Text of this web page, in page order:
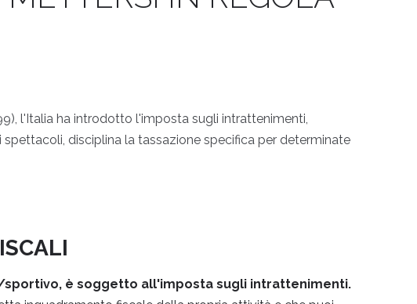
l'Italia ha introdotto l'imposta sugli intrattenimenti,
disciplina la tassazione specifica per determinate
è soggetto all'imposta sugli intrattenimenti.